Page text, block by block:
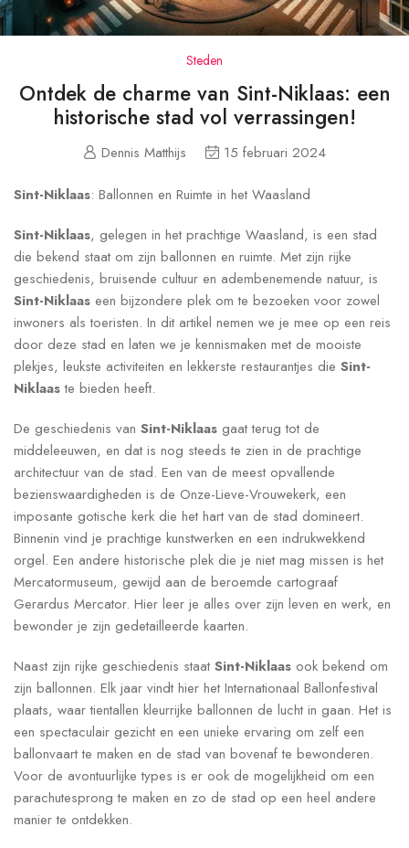
Steden
Ontdek de charme van Sint-Niklaas: een
historische stad vol verrassingen!
Dennis Matthijs 15 februari 2024
Sint-Niklaas: Ballonnen en Ruimte in het Waasland
Sint-Niklaas, gelegen in het prachtige Waasland, is een stad
die bekend staat om zijn ballonnen en ruimte. Met zijn rijke
geschiedenis, bruisende cultuur en adembenemende natuur, is
Sint-Niklaas een bijzondere plek om te bezoeken voor zowel
inwoners als toeristen. In dit artikel nemen we je mee op een reis
door deze stad en laten we je kennismaken met de mooiste
plekjes, leukste activiteiten en lekkerste restaurantjes die Sint-
Niklaaste bieden heeft.
De geschiedenis van Sint-Niklaas gaat terug tot de
middeleeuwen, en dat is nog steeds te zien in de prachtige
architectuur van de stad. Een van de meest opvallende
bezienswaardigheden is de Onze-Lieve-Vrouwekerk, een
imposante gotische kerk die het hart van de stad domineert.
Binnenin vind je prachtige kunstwerken en een indrukwekkend
orgel. Een andere historische plek die je niet mag missen is het
Mercatormuseum, gewijd aan de beroemde cartograaf
Gerardus Mercator. Hier leer je alles over zijn leven en werk, en
bewonder je zijn gedetailleerde kaarten.
Naast zijn rijke geschiedenis staat Sint-Niklaas ook bekend om
zijn ballonnen. Elk jaar vindt hier het Internationaal Ballonfestival
plaats, waar tientallen kleurrijke ballonnen de lucht in gaan. Het is
een spectaculair gezicht en een unieke ervaring om zelf een
ballonvaart te maken en de stad van bovenaf te bewonderen.
Voor de avontuurlijke types is er ook de mogelijkheid om een
parachutesprong te maken en zo de stad op een heel andere
manier te ontdekken.